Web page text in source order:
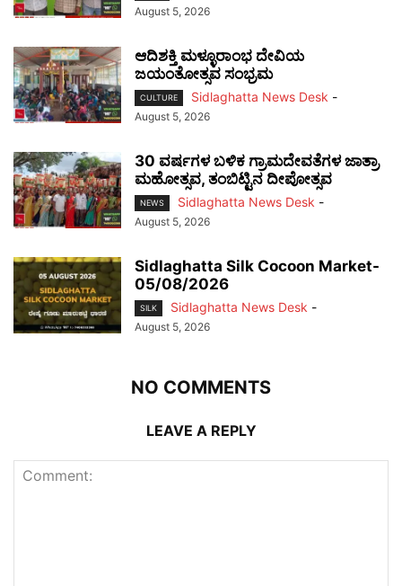
August 5, 2026
ಆದಿಶಕ್ತಿ ಮಳ್ಳೂರಾಂಭ ದೇವಿಯ
ಜಯಂತೋತ್ಸವ ಸಂಭ್ರಮ
CULTURE Sidlaghatta News Desk -
August 5, 2026
30 ವರ್ಷಗಳ ಬಳಿಕ ಗ್ರಾಮದೇವತೆಗಳ ಜಾತ್ರಾ
ಮಹೋತ್ಸವ, ತಂಬಿಟ್ಟಿನ ದೀಪೋತ್ಸವ
NEWS Sidlaghatta News Desk -
August 5, 2026
Sidlaghatta Silk Cocoon Market-
05/08/2026
SILK Sidlaghatta News Desk -
August 5, 2026
NO COMMENTS
LEAVE A REPLY